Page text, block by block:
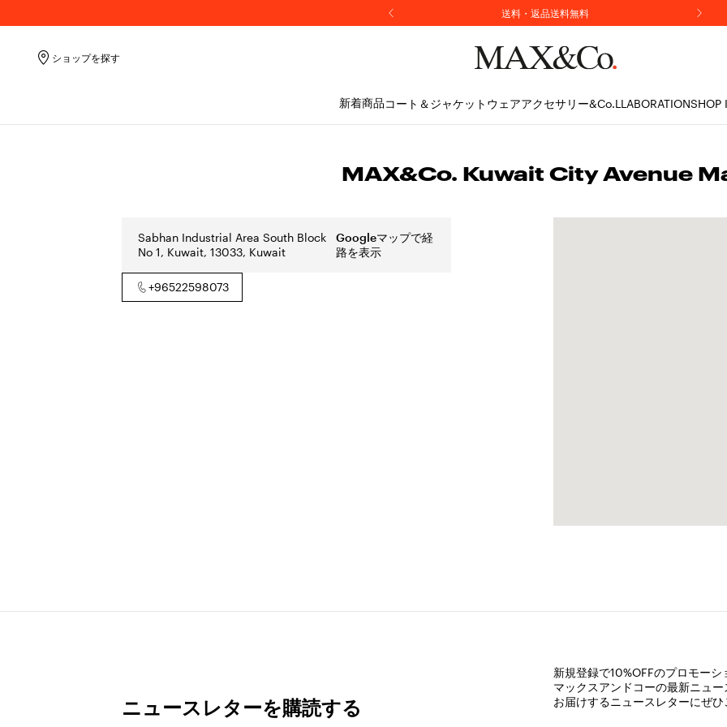
送料・返品送料無料
ニュースレター購読で10%OFFのプロモコードをプレゼント
ショップを探す
新着商品コート＆ジャケット ウェアアクセサリー&Co.LLABORATIONSHOP
MAX&Co. Kuwait City Avenue
Sabhan Industrial Area South Block
No 1, Kuwait, 13033, Kuwait
Googleマップで経
路を表示
+96522598073
ニュースレターを購読する
新規登録で10%OFFのプロモーシ
マックスアンドコーの最新ニュ
お届けするニュースレターにぜひ